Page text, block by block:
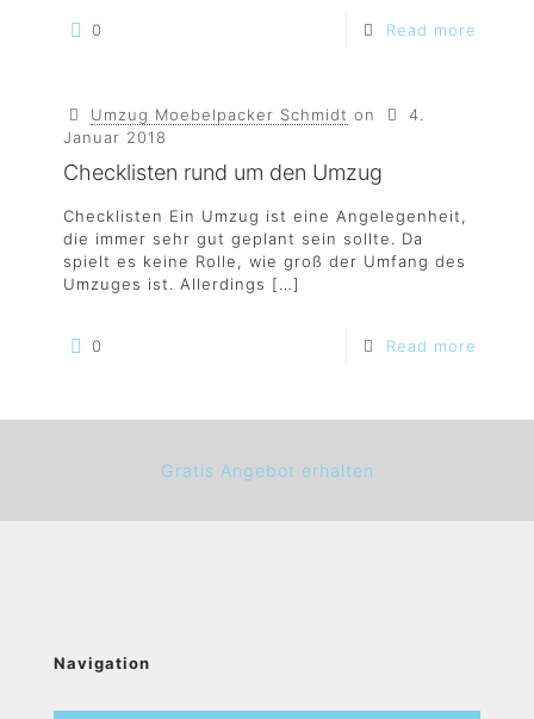
0 Read more
Umzug Moebelpacker Schmidt on
4.
Januar 2018
Checklisten rund um den Umzug
Checklisten Ein Umzug ist eine Angelegenheit,
die immer sehr gut geplant sein sollte. Da
spielt es keine Rolle, wie groß der Umfang des
Umzuges ist. Allerdings […]
0 Read more
Gratis Angebot erhalten
Navigation